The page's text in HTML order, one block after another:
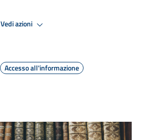
Vedi azioni
Accesso all'informazione